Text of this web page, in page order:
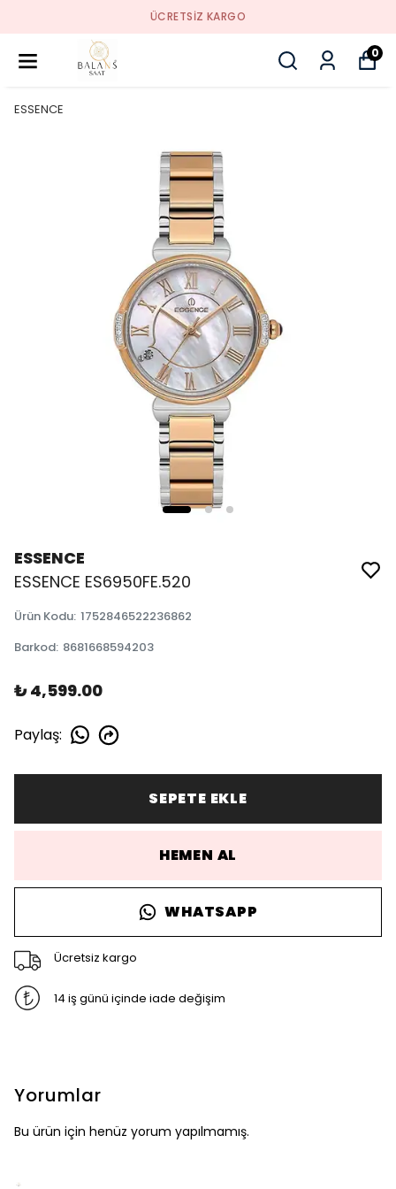
ÜCRETSIZ KARGO
0
ESSENCE
ESSENCE
ESSENCE ES6950FE.520
Ürün Kodu: 1752846522236862
Barkod: 8681668594203
₺ 4,599.00
Paylaş:
SEPETE EKLE
HEMEN AL
WHATSAPP
Ücretsiz kargo
14 iş günü içinde iade değişim
Yorumlar
Bu ürün için henüz yorum yapılmamış.